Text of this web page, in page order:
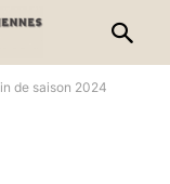
de saison 2024